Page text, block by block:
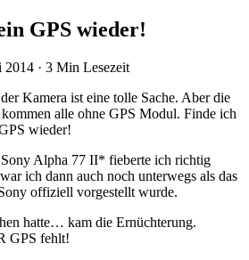
GPS wieder!
2014 · 3 Min Lesezeit
Kamera ist eine tolle Sache. Aber die
alle ohne GPS Modul. Finde ich
wieder!
Alpha 77 II* fieberte ich richtig
ich dann auch noch unterwegs als das
offiziell vorgestellt wurde.
hatte… kam die Ernüchterung.
GPS fehlt!